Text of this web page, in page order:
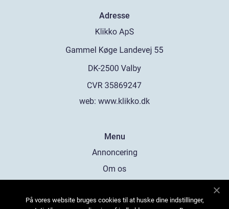
Adresse
web: www.klikko.dk
Menu
Annoncering
Om os
Kontakt os
På vores website bruges cookies til at huske dine indstillinger,